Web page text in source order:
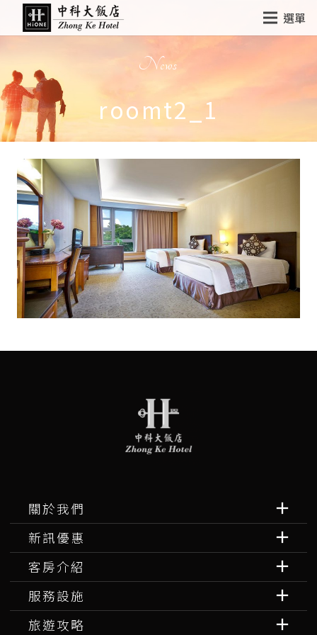
選單
News
roomt2_1
關於我們
新訊優惠
客房介紹
服務設施
旅遊攻略